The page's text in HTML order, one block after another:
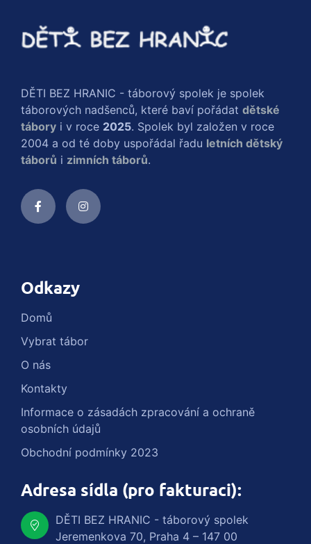
DĚTI BEZ HRANIC - táborový spolek je spolek
táborových nadšenců, které baví pořádat dětské
tábory i v roce 2025. Spolek byl založen v roce
2004 a od té doby uspořádal řadu letních dětský
táborů i zimních táborů.
Odkazy
Domů
Vybrat tábor
O nás
Kontakty
Informace o zásadách zpracování a ochraně
osobních údajů
Obchodní podmínky 2023
Adresa sídla (pro fakturaci):
DĚTI BEZ HRANIC - táborový spolek
Jeremenkova 70, Praha 4 – 147 00